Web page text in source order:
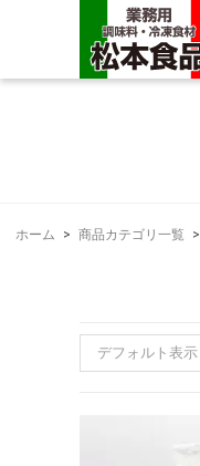
ホーム > 商品カテゴリ一覧 >
デフォルト表示